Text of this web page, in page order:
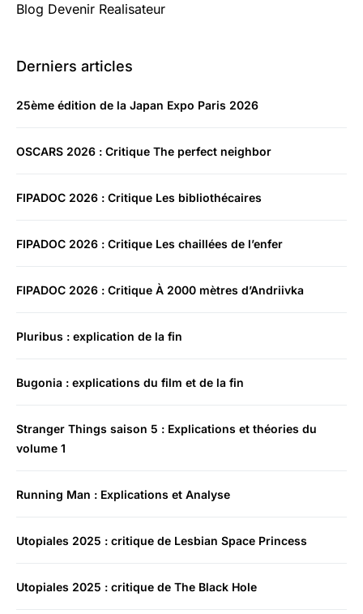
Blog Devenir Realisateur
Derniers articles
25ème édition de la Japan Expo Paris 2026
OSCARS 2026 : Critique The perfect neighbor
FIPADOC 2026 : Critique Les bibliothécaires
FIPADOC 2026 : Critique Les chaillées de l’enfer
FIPADOC 2026 : Critique À 2000 mètres d’Andriivka
Pluribus : explication de la fin
Bugonia : explications du film et de la fin
Stranger Things saison 5 : Explications et théories du
volume 1
Running Man : Explications et Analyse
Utopiales 2025 : critique de Lesbian Space Princess
Utopiales 2025 : critique de The Black Hole